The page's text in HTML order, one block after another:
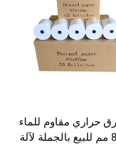
حراري مقاوم للماء
80*80 مم للبيع بالجملة لآلة